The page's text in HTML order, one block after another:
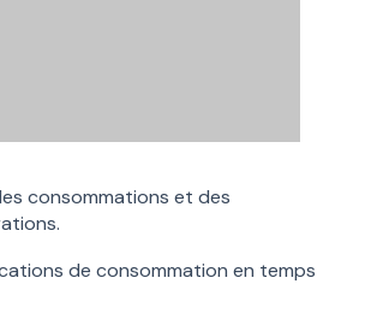
consommations et des
de consommation en temps